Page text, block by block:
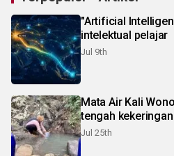
"Artificial
intelektual pelajar
Jul 9th
Mata Air Kali
tengah kekeringan
Jul 25th